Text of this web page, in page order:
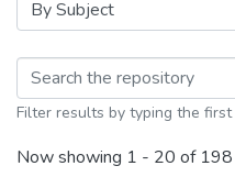
Browsing
Filter results by typing the
Now showing 1 - 20 of 198